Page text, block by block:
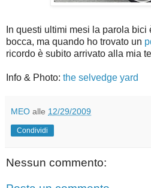
In questi ultimi mesi la parola
bocca, ma quando ho trovato un
ricordo è subito arrivato alla mia
Info & Photo: the selvedge yard
MEO alle 12/29/2009
Condividi
Nessun commento: